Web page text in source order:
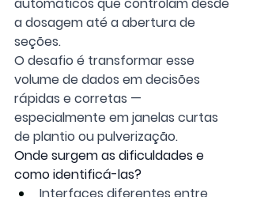
a dosagem até a abertura de
seções.
O desafio é transformar esse
volume de dados em decisões
rápidas e corretas —
especialmente em janelas curtas
de plantio ou pulverização.
Onde surgem as dificuldades e
como identificá-las?